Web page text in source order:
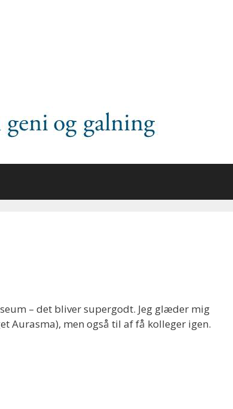
– det bliver supergodt. Jeg glæder mig
Aurasma), men også til af få kolleger igen.